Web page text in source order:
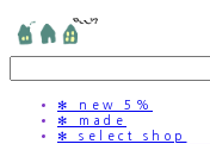
✻ new 5%
✻ made
✻ select shop